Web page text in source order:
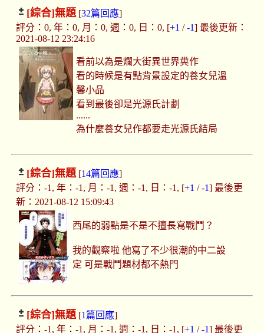
[綜合]無題[32篇回應]
評分：0, 年：0, 月：0, 週：0, 日：0, [+1 /-1] 最後更新：
2021-08-12 23:24:16
看前以為是爛大街異世界糞作
看的時候是有點背景設定的養女兒溫
馨小品
看到最後卻是光源氏計劃
......
為什麼養女兒作都要走光源氏結局
[綜合]無題[14篇回應]
評分：-1, 年：-1, 月：-1, 週：-1, 日：-1, [+1 /-1] 最後更
新：2021-08-12 15:09:43
西尾的弱點是不是不擅長寫戰鬥？
我的觀察啦 他寫了不少很潮的中二設
定 可是戰鬥題材都不熱門
[綜合]無題[1篇回應]
評分：-1, 年：-1, 月：-1, 週：-1, 日：-1, [+1 /-1] 最後更